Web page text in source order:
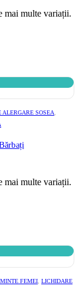
mai multe variații.
SOSEA
mai multe variații.
FEMEI LICHIDARE